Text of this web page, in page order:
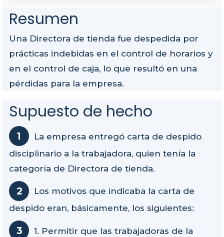
Resumen
Una Directora de tienda fue despedida por
prácticas indebidas en el control de horarios y
en el control de caja, lo que resultó en una
pérdidas para la empresa.
Supuesto de hecho
La empresa entregó carta de despido
disciplinario a la trabajadora, quien tenía la
categoría de Directora de tienda.
Los motivos que indicaba la carta de
despido eran, básicamente, los siguientes:
1. Permitir que las trabajadoras de la